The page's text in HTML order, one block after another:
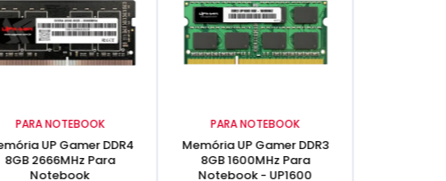
PARA NOTEBOOK
UP Gamer DDR4
8GB 2666MHz Para
Notebook
PARA NOTEBOOK
Memória UP Gamer DDR3
8GB 1600MHz Para
Notebook - UP1600